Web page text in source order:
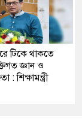
টিকে থাকতে
জ্ঞান ও
: শিক্ষামন্ত্রী